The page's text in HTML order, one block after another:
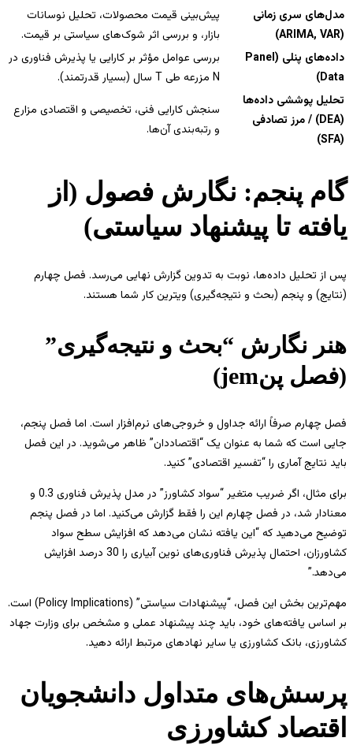
مدل‌های سری زمانی
(ARIMA, VAR)
پیش‌بینی قیمت محصولات، تحلیل نوسانات
بازار، و بررسی اثر شوک‌های سیاستی بر قیمت.
داده‌های پنلی (Panel
Data)
بررسی عوامل مؤثر بر کارایی یا پذیرش فناوری در
N مزرعه طی T سال (بسیار قدرتمند).
تحلیل پوششی داده‌ها
(DEA) / مرز تصادفی
(SFA)
سنجش کارایی فنی، تخصیصی و اقتصادی مزارع
و رتبه‌بندی آن‌ها.
گام پنجم: نگارش فصول (از
یافته تا پیشنهاد سیاستی)
پس از تحلیل داده‌ها، نوبت به تدوین گزارش نهایی می‌رسد. فصل چهارم
(نتایج) و پنجم (بحث و نتیجه‌گیری) ویترین کار شما هستند.
هنر نگارش “بحث و نتیجه‌گیری”
(فصل پنjem)
فصل چهارم صرفاً ارائه جداول و خروجی‌های نرم‌افزار است. اما فصل پنجم،
جایی است که شما به عنوان یک “اقتصاددان” ظاهر می‌شوید. در این فصل
باید نتایج آماری را “تفسیر اقتصادی” کنید.
برای مثال، اگر ضریب متغیر “سواد کشاورز” در مدل پذیرش فناوری 0.3 و
معنادار شد، در فصل چهارم این را فقط گزارش می‌کنید. اما در فصل پنجم
توضیح می‌دهید که “این یافته نشان می‌دهد که افزایش سطح سواد
کشاورزان، احتمال پذیرش فناوری‌های نوین آبیاری را 30 درصد افزایش
می‌دهد.”
مهم‌ترین بخش این فصل، “پیشنهادات سیاستی” (Policy Implications) است.
بر اساس یافته‌های خود، باید چند پیشنهاد عملی و مشخص برای وزارت جهاد
کشاورزی، بانک کشاورزی یا سایر نهادهای مرتبط ارائه دهید.
پرسش‌های متداول دانشجویان
اقتصاد کشاورزی